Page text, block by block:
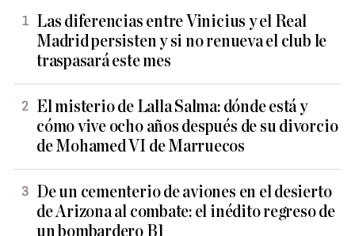
Las diferencias entre Vinicius y el Real
Madrid persisten y si no renueva el club le
traspasará este mes
El misterio de Lalla Salma: dónde está y
cómo vive ocho años después de su divorcio
de Mohamed VI de Marruecos
De un cementerio de aviones en el desierto
de Arizona al combate: el inédito regreso de
un bombardero B1